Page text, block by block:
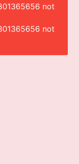
not
not